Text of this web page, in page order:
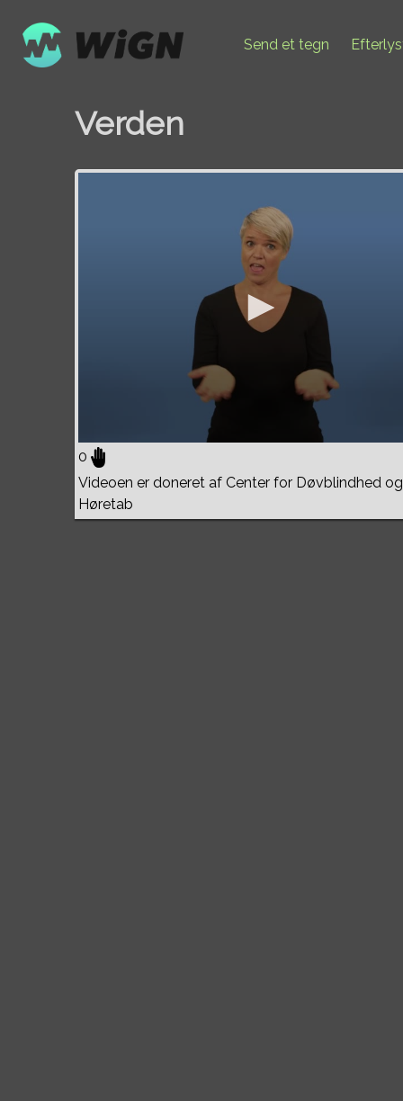
Send et tegn
Verden
0
Videoen er doneret af Center for Døvblindhed og
Høretab